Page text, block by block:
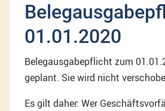
01.01.2020
Belegausgabepflicht zum
geplant. Sie wird nicht
Es gilt daher: Wer